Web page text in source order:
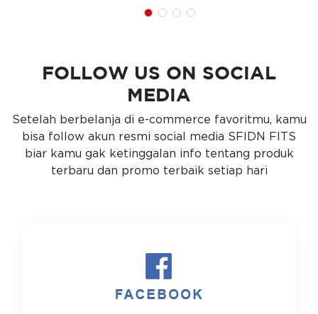
FOLLOW US ON SOCIAL
MEDIA
Setelah berbelanja di e-commerce favoritmu, kamu
bisa follow akun resmi social media SFIDN FITS
biar kamu gak ketinggalan info tentang produk
terbaru dan promo terbaik setiap hari